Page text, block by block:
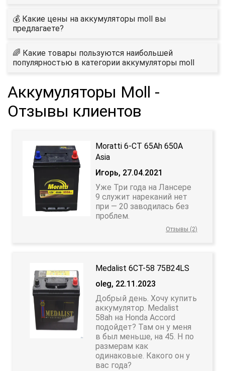
💰 Какие цены на аккумуляторы moll вы
предлагаете?
🌈 Какие товары пользуются наибольшей
популярностью в категории аккумуляторы moll
Аккумуляторы Moll -
Отзывы клиентов
Moratti 6-CT 65Ah 650A
Asia
Игорь, 27.04.2021
Уже Три года на Лансере
9 служит нареканий нет
при — 20 заводилась без
проблем.
Отзывы (2)
Medalist 6CT-58 75B24LS
oleg, 22.11.2023
Добрый день. Хочу купить
аккумулятор. Medalist
58ah на Honda Accord
подойдет? Там он у меня
в был меньше, на 45. Н по
размерам как
одинаковые. Какого он у
вас года?